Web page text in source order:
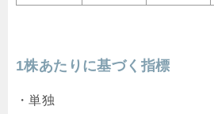
1株あたりに基づく指標
・単独